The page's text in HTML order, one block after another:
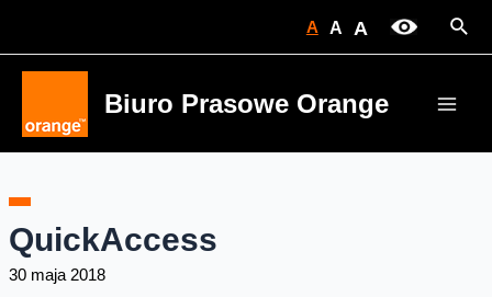
A A A
Biuro Prasowe Orange
QuickAccess
30 maja 2018